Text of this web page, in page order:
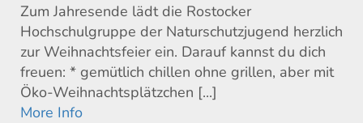
Zum Jahresende lädt die Rostocker
Hochschulgruppe der Naturschutzjugend herzlich
zur Weihnachtsfeier ein. Darauf kannst du dich
freuen: * gemütlich chillen ohne grillen, aber mit
Öko-Weihnachtsplätzchen [...]
More Info